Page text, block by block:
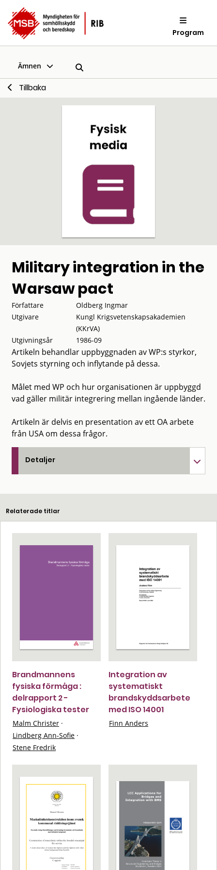
Program
Ämnen
Tillbaka
Military integration in the
Warsaw pact
Författare
Oldberg Ingmar
Utgivare
Kungl Krigsvetenskapsakademien
(KKrVA)
Utgivningsår
1986-09
Artikeln behandlar uppbyggnaden av WP:s styrkor,
Sovjets styrning och inflytande på dessa.
Målet med WP och hur organisationen är uppbyggd
vad gäller militär integrering mellan ingående länder.
Artikeln är delvis en presentation av ett OA arbete
från USA om dessa frågor.
Detaljer
Relaterade titlar
Brandmannens
fysiska förmåga :
delrapport 2 -
Fysiologiska tester
Malm Christer ·
Lindberg Ann-Sofie ·
Stene Fredrik
Integration av
systematiskt
brandskyddsarbete
med ISO 14001
Finn Anders